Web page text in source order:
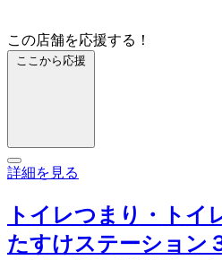
この店舗を応援する！
ここから応援
詳細を見る
トイレつまり・トイ
たすけステーション